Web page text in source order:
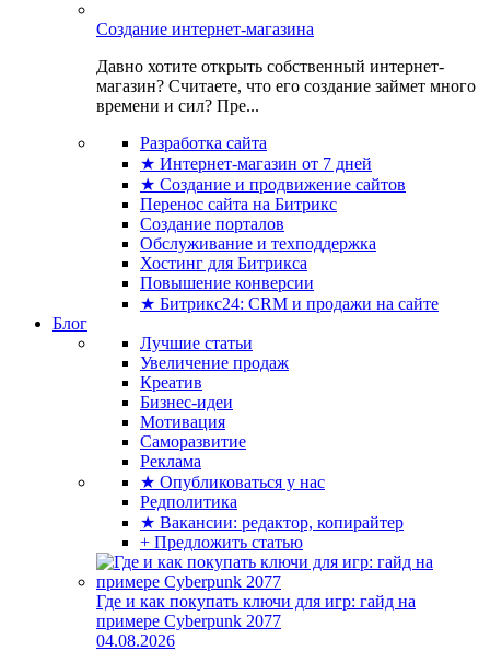
Создание интернет-магазина
Давно хотите открыть собственный интернет-
магазин? Считаете, что его создание займет много
времени и сил? Пре...
Разработка сайта
★ Интернет-магазин от 7 дней
★ Создание и продвижение сайтов
Перенос сайта на Битрикс
Создание порталов
Обслуживание и техподдержка
Хостинг для Битрикса
Повышение конверсии
★ Битрикс24: CRM и продажи на сайте
Блог
Лучшие статьи
Увеличение продаж
Креатив
Бизнес-идеи
Мотивация
Саморазвитие
Реклама
★ Опубликоваться у нас
Редполитика
★ Вакансии: редактор, копирайтер
+ Предложить статью
Где и как покупать ключи для игр: гайд на
примере Cyberpunk 2077
04.08.2026